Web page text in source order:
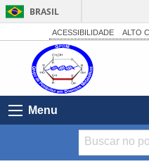
BRASIL
ACESSIBILIDADE ALTO
Menu